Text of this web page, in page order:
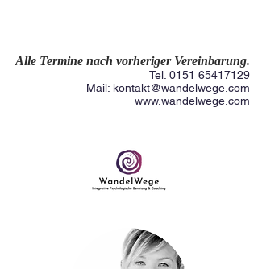
Alle Termine nach vorheriger Vereinbarung.
Tel. 0151 65417129
Mail: kontakt@wandelwege.com
www.wandelwege.com